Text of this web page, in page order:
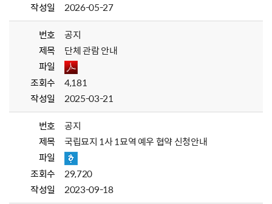
작성일
2026-05-27
번호
공지
제목
단체 관람 안내
파일
조회수
4,181
작성일
2025-03-21
번호
공지
제목
국립묘지 1사 1묘역 예우 협약 신청안내
파일
조회수
29,720
작성일
2023-09-18